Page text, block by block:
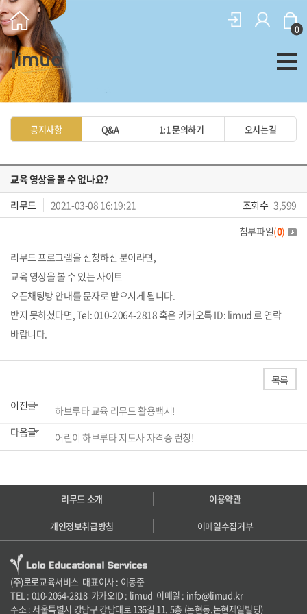
0
공지사항 Q&A 1:1 문의하기 오시는길
교육 영상을 볼 수 없나요?
리무드
2021-03-08 16:19:21 조회수 3,599
첨부파일(0)
리무드 프로그램을 신청하신 분이라면,
교육 영상을 볼 수 있는 사이트
오픈채팅방 안내를 문자로 받으시게 됩니다.
받지 못하셨다면, Tel:010-2064-2818 혹은 카카오톡 ID: limud 로 연락
바랍니다.
목록
이전글
하브루타 교육 리무드 활용백서!
다음글
어린이 하브루타 지도사 자격증 런칭!
리무드 소개 이용약관
개인정보취급방침 이메일수집거부
(주)로로교육서비스 대표이사 : 이동준
TEL : 010-2064-2818 카카오ID : limud 이메일 : info@limud.kr
주소 : 서울특별시 강남구 강남대로 136길 11, 5층 (논현동,논현제일빌딩)